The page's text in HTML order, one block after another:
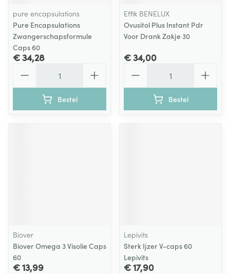
pure encapsulations
Pure Encapsulations
Zwangerschapsformule
Caps 60
€ 34,28
Bestel
Effik BENELUX
Ovusitol Plus Instant Pdr
Voor Drank Zakje 30
€ 34,00
Bestel
Biover
Biover Omega 3 Visolie Caps
60
€ 13,99
Lepivits
Sterk Ijzer V-caps 60
Lepivits
€ 17,90